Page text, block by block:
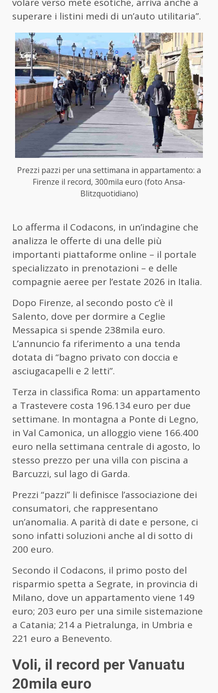
superare i listini medi di un’auto utilitaria”.
Prezzi pazzi per una settimana in appartamento: a
Firenze il record, 300mila euro (foto Ansa-
Blitzquotidiano)
Lo afferma il Codacons, in un’indagine che
analizza le offerte di una delle più
importanti piattaforme online – il portale
specializzato in prenotazioni – e delle
compagnie aeree per l’estate 2026 in Italia.
Dopo Firenze, al secondo posto c’è il
Salento, dove per dormire a Ceglie
Messapica si spende 238mila euro.
L’annuncio fa riferimento a una tenda
dotata di “bagno privato con doccia e
asciugacapelli e 2 letti”.
Terza in classifica Roma: un appartamento
a Trastevere costa 196.134 euro per due
settimane. In montagna a Ponte di Legno,
in Val Camonica, un alloggio viene 166.400
euro nella settimana centrale di agosto, lo
stesso prezzo per una villa con piscina a
Barcuzzi, sul lago di Garda.
Prezzi “pazzi” li definisce l’associazione dei
consumatori, che rappresentano
un’anomalia. A parità di date e persone, ci
sono infatti soluzioni anche al di sotto di
200 euro.
Secondo il Codacons, il primo posto del
risparmio spetta a Segrate, in provincia di
Milano, dove un appartamento viene 149
euro; 203 euro per una simile sistemazione
a Catania; 214 a Pietralunga, in Umbria e
221 euro a Benevento.
Voli, il record per Vanuatu
20mila euro